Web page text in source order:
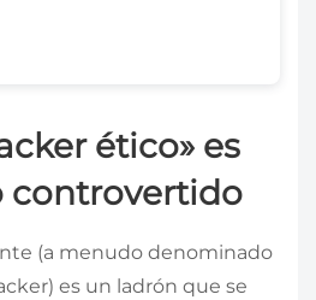
ético» es
controvertido
(a menudo denominado
es un ladrón que se